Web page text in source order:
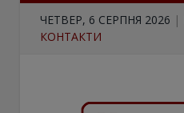
ЧЕТВЕР, 6 СЕРПНЯ 2026 |
КОНТАКТИ